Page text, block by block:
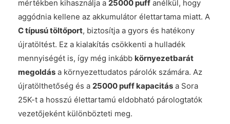
mértékben kihasználja a 25000 puff anélkül, hogy
aggódnia kellene az akkumulátor élettartama miatt. A
C típusú töltőport, biztosítja a gyors és hatékony
újratöltést. Ez a kialakítás csökkenti a hulladék
mennyiségét is, így még inkább környezetbarát
megoldás a környezettudatos párolók számára. Az
újratölthetőség és a 25000 puff kapacitás a Sora
25K-t a hosszú élettartamú eldobható párologtatók
vezetőjeként különbözteti meg.